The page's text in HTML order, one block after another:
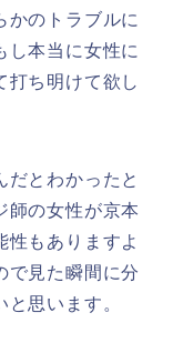
かのトラブルに
し本当に女性に
打ち明けて欲し
だとわかったと
師の女性が京本
もありますよ
で見た瞬間に分
思います。